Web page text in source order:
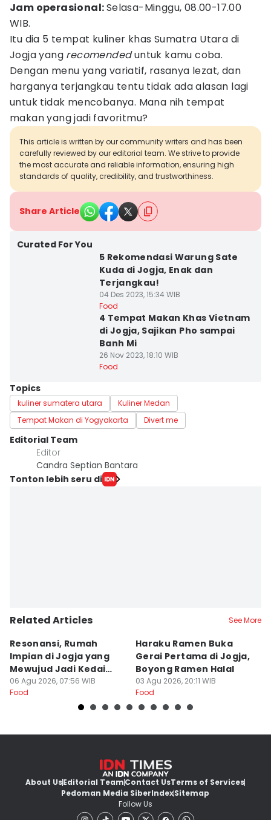
Jam operasional:Selasa-Minggu, 08.00-17.00
WIB.
Itu dia 5 tempat kuliner khas Sumatra Utara di
Jogja yang recomendeduntuk kamu coba.
Dengan menu yang variatif, rasanya lezat, dan
harganya terjangkau tentu tidak ada alasan lagi
untuk tidak mencobanya. Mana nih tempat
makan yang jadi favoritmu?
This article is written by our community writers and has been
carefully reviewed by our editorial team. We strive to provide
the most accurate and reliable information, ensuring high
standards of quality, credibility, and trustworthiness.
Share Article
Curated For You
5 Rekomendasi Warung Sate
Kuda di Jogja, Enak dan
Terjangkau!
04 Des 2023, 15:34 WIB
Food
4 Tempat Makan Khas Vietnam
di Jogja, Sajikan Pho sampai
Banh Mi
26 Nov 2023, 18:10 WIB
Food
Topics
kuliner sumatera utara
Kuliner Medan
Tempat Makan di Yogyakarta
Divert me
Editorial Team
Editor
Candra Septian Bantara
Tonton lebih seru di
Related Articles See More
Resonansi, Rumah
Impian di Jogja yang
Mewujud Jadi Kedai
Ramen dan Burger
06 Agu 2026, 07:56 WIB
Food
Haraku Ramen Buka
Gerai Pertama di Jogja,
Boyong Ramen Halal
03 Agu 2026, 20:11 WIB
Food
About UsEditorial TeamContact UsTerms of Services
Pedoman Media SiberIndexSitemap
Follow Us